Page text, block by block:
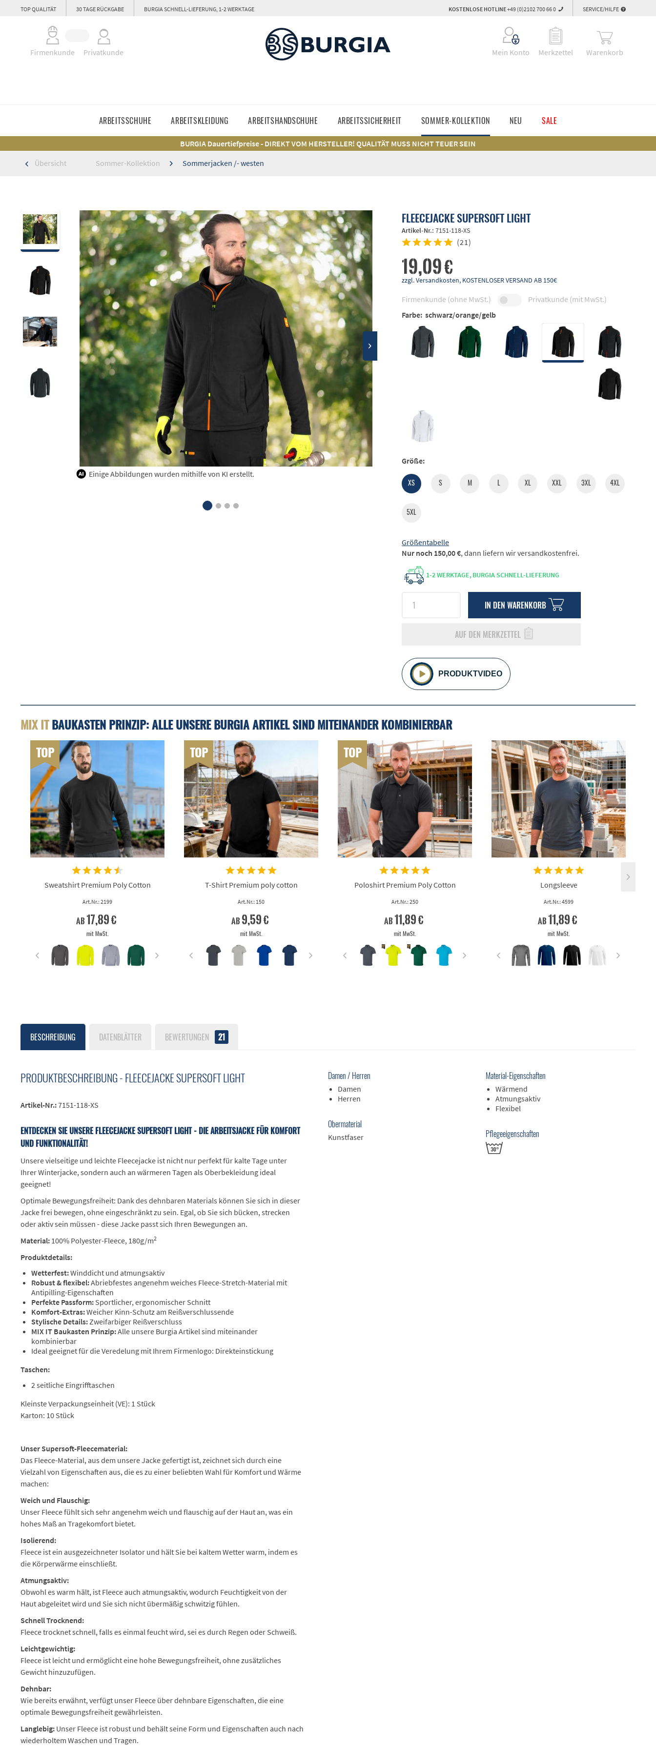
TOP QUALITÄT 30 TAGE RÜCKGABE BURGIA SCHNELL-LIEFERUNG, 1-2 WERKTAGE SERVICE/HILFE
KOSTENLOSE HOTLINE+49 (0)2102 700 66 0
Firmenkunde Privatkunde Mein Konto Merkzettel Warenkorb
ARBEITSSCHUHE ARBEITSKLEIDUNG ARBEITSHANDSCHUHE ARBEITSSICHERHEIT SOMMER-KOLLEKTION NEU SALE
BURGIA Dauertiefpreise - DIREKT VOM HERSTELLER! QUALITÄT MUSS NICHT TEUER SEIN
Übersicht
Sommer-Kollektion Sommerjacken /- westen
Einige Abbildungen wurden mithilfe von KI erstellt.
FLEECEJACKE SUPERSOFT LIGHT
Artikel-Nr.:7151-118-XS
(21)
19,09 €
zzgl. Versandkosten, KOSTENLOSER VERSAND AB 150€
Firmenkunde (ohne MwSt.)
Privatkunde (mit MwSt.)
Farbe: schwarz/orange/gelb
Größe:
XS S M L XL XXL 3XL 4XL
5XL
Größentabelle
1-2 WERKTAGE,BURGIA SCHNELL-LIEFERUNG
IN DEN WARENKORB
AUF DEN MERKZETTEL
PRODUKTVIDEO
Nur noch 150,00 €, dann liefern wir versandkostenfrei.
MIX ITBAUKASTEN PRINZIP: ALLE UNSERE BURGIA ARTIKEL SIND MITEINANDER KOMBINIERBAR
TOP
Sweatshirt Premium Poly Cotton
Art.Nr.: 2199
ab 17,89 €
mit MwSt.
TOP
T-Shirt Premium poly cotton
Art.Nr.: 150
ab 9,59 €
mit MwSt.
TOP
Poloshirt Premium Poly Cotton
Art.Nr.: 250
ab 11,89 €
mit MwSt.
Longsleeve
Art.Nr.: 4599
ab 11,89 €
mit MwSt.
BESCHREIBUNG DATENBLÄTTER BEWERTUNGEN 21
PRODUKTBESCHREIBUNG - FLEECEJACKE SUPERSOFT LIGHT
Artikel-Nr.:7151-118-XS
ENTDECKEN SIE UNSERE FLEECEJACKE SUPERSOFT LIGHT - DIE ARBEITSJACKE FÜR KOMFORT
UND FUNKTIONALITÄT!
Unsere vielseitige und leichte Fleecejacke ist nicht nur perfekt für kalte Tage unter
Ihrer Winterjacke, sondern auch an wärmeren Tagen als Oberbekleidung ideal
geeignet!
Optimale Bewegungsfreiheit: Dank des dehnbaren Materials können Sie sich in dieser
Jacke frei bewegen, ohne eingeschränkt zu sein. Egal, ob Sie sich bücken, strecken
oder aktiv sein müssen - diese Jacke passt sich Ihren Bewegungen an.
Material: 100% Polyester-Fleece, 180g/m2
Produktdetails:
Wetterfest:Winddicht und atmungsaktiv
Robust & flexibel:Abriebfestes angenehm weiches Fleece-Stretch-Material mit
Antipilling-Eigenschaften
Perfekte Passform: Sportlicher, ergonomischer Schnitt
Komfort-Extras:Weicher Kinn-Schutz am Reißverschlussende
Stylische Details: Zweifarbiger Reißverschluss
MIX IT Baukasten Prinzip:Alle unsere Burgia Artikel sind miteinander
kombinierbar
Ideal geeignet für die Veredelung mit Ihrem Firmenlogo: Direkteinstickung
Taschen:
2 seitliche Eingrifftaschen
Kleinste Verpackungseinheit (VE): 1 Stück
Karton: 10 Stück
Unser Supersoft-Fleecematerial:
Das Fleece-Material, aus dem unsere Jacke gefertigt ist, zeichnet sich durch eine
Vielzahl von Eigenschaften aus, die es zu einer beliebten Wahl für Komfort und Wärme
machen:
Weich und Flauschig:
Unser Fleece fühlt sich sehr angenehm weich und flauschig auf der Haut an, was ein
hohes Maß an Tragekomfort bietet.
Isolierend:
Fleece ist ein ausgezeichneter Isolator und hält Sie bei kaltem Wetter warm, indem es
die Körperwärme einschließt.
Atmungsaktiv:
Obwohl es warm hält, ist Fleece auch atmungsaktiv, wodurch Feuchtigkeit von der
Haut abgeleitet wird und Sie sich nicht übermäßig schwitzig fühlen.
Schnell Trocknend:
Fleece trocknet schnell, falls es einmal feucht wird, sei es durch Regen oder Schweiß.
Leichtgewichtig:
Fleece ist leicht und ermöglicht eine hohe Bewegungsfreiheit, ohne zusätzliches
Gewicht hinzuzufügen.
Dehnbar:
Wie bereits erwähnt, verfügt unser Fleece über dehnbare Eigenschaften, die eine
optimale Bewegungsfreiheit gewährleisten.
Langlebig: Unser Fleece ist robust und behält seine Form und Eigenschaften auch nach
wiederholtem Waschen und Tragen.
Damen / Herren
Damen
Herren
Obermaterial
Kunstfaser
Material-Eigenschaften
Wärmend
Atmungsaktiv
Flexibel
Pflegeeigenschaften